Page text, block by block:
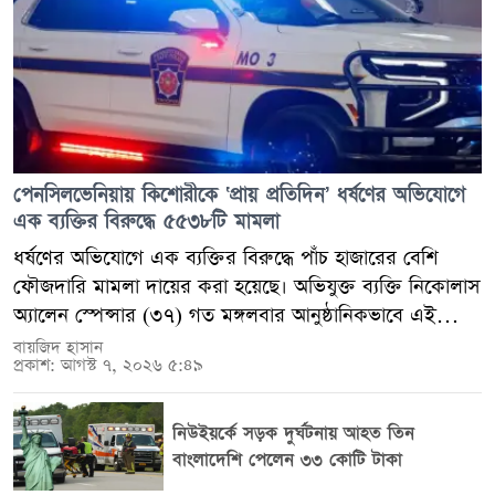
পেনসিলভেনিয়ায় কিশোরীকে ‘প্রায় প্রতিদিন’ ধর্ষণের অভিযোগে
এক ব্যক্তির বিরুদ্ধে ৫৫৩৮টি মামলা
ধর্ষণের অভিযোগে এক ব্যক্তির বিরুদ্ধে পাঁচ হাজারের বেশি
ফৌজদারি মামলা দায়ের করা হয়েছে। অভিযুক্ত ব্যক্তি নিকোলাস
অ্যালেন স্পেন্সার (৩৭) গত মঙ্গলবার আনুষ্ঠানিকভাবে এই
বিপুল সংখ্যক অভিযোগের মুখোমুখি হয়েছেন। ডাব্লিউটিএজে-
এর প্রতিবেদনে বলা হয়েছে, ক্লিয়ারফিল্ড কাউন্টির বাসিন্দা এই
ব্যক্তির বিরুদ্ধে মোট ৫৫৩৮টি অভিযোগ আনা হয়েছে। এর মধ্যে
প্রায় চার হাজার অভিযোগই ফেলনি হিসেবে চিহ্নিত করা হয়েছে।
অভিযোগপত্র থেকে জানা যায়, ভুক্তভোগী কিশোরী তার এক
বন্ধুর পরামর্শে পুলিশের কাছে যায়। সে জানায়, স্পেন্সার তার
বায়জিদ হাসান
প্রকাশ: আগস্ট ৭, ২০২৬ ৫:৪৯
নিউইয়র্কে সড়ক দুর্ঘটনায় আহত তিন
বাংলাদেশি পেলেন ৩৩ কোটি টাকা